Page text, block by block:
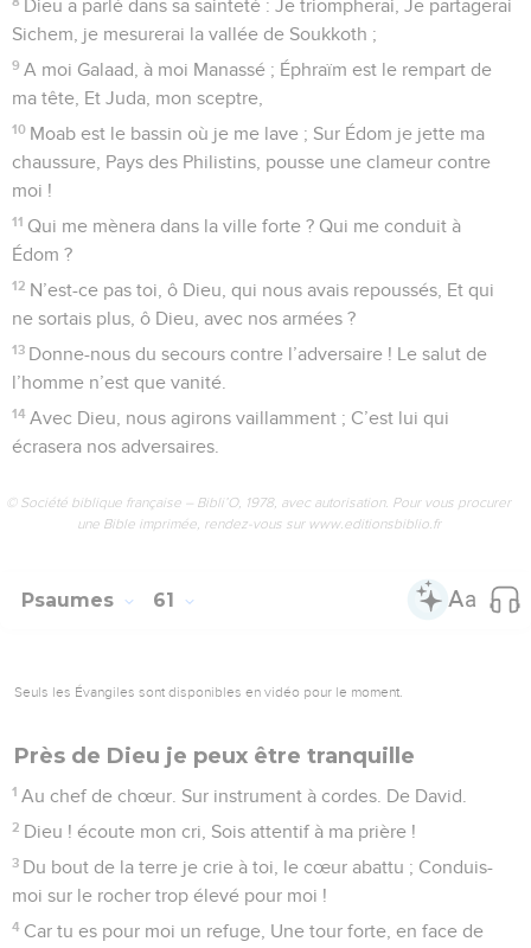
Dieu a parlé dans sa sainteté : Je triompherai, Je partagerai
Sichem, je mesurerai la vallée de Soukkoth ;
9 A moi Galaad, à moi Manassé ; Éphraïm est le rempart de
ma tête, Et Juda, mon sceptre,
10 Moab est le bassin où je me lave ; Sur Édom je jette ma
chaussure, Pays des Philistins, pousse une clameur contre
moi !
11 Qui me mènera dans la ville forte ? Qui me conduit à
Édom ?
12 N’est-ce pas toi, ô Dieu, qui nous avais repoussés, Et qui
ne sortais plus, ô Dieu, avec nos armées ?
13 Donne-nous du secours contre l’adversaire ! Le salut de
l’homme n’est que vanité.
14 Avec Dieu, nous agirons vaillamment ; C’est lui qui
écrasera nos adversaires.
© Société biblique française – Bibli’O, 1978, avec autorisation. Pour vous procurer
une Bible imprimée, rendez-vous sur www.editionsbiblio.fr
Psaumes 61
Seuls les Évangiles sont disponibles en vidéo pour le moment.
Près de Dieu je peux être tranquille
1 Au chef de chœur. Sur instrument à cordes. De David.
2 Dieu ! écoute mon cri, Sois attentif à ma prière !
3 Du bout de la terre je crie à toi, le cœur abattu ; Conduis-
moi sur le rocher trop élevé pour moi !
4 Car tu es pour moi un refuge, Une tour forte, en face de